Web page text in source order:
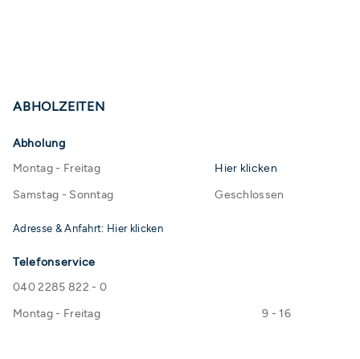
ABHOLZEITEN
Abholung
Montag - Freitag
Hier klicken
Samstag - Sonntag
Geschlossen
Adresse & Anfahrt: Hier klicken
Telefonservice
040 2285 822 - 0
Montag - Freitag
9 - 16